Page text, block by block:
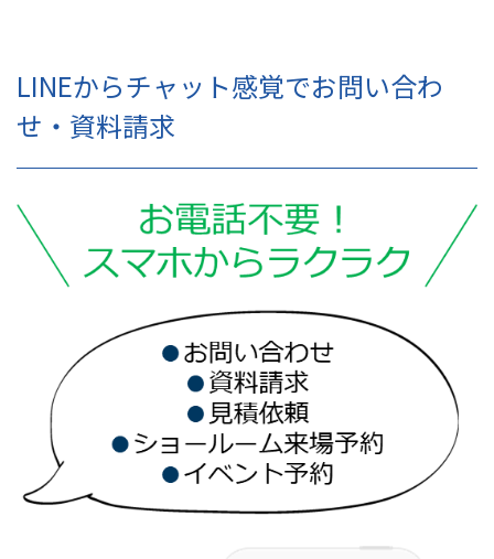
LINEからチャット感覚でお問い合わ
せ・資料請求